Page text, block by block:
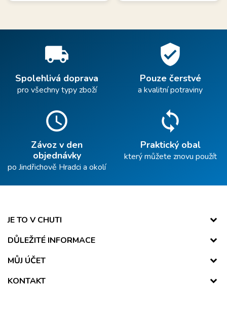
local_shipping
Spolehlivá doprava
pro všechny typy zboží
verified_user
Pouze čerstvé
a kvalitní potraviny
schedule
Závoz v den
objednávky
po Jindřichově Hradci a okolí
sync
Praktický obal
který můžete znovu použít
JE TO V CHUTI
DŮLEŽITÉ INFORMACE
MŮJ ÚČET
KONTAKT